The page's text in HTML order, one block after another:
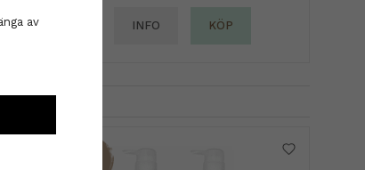
INFO KÖP
av